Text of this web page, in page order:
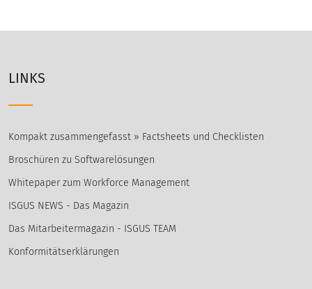
LINKS
Kompakt zusammengefasst » Factsheets und Checklisten
Broschüren zu Softwarelösungen
Whitepaper zum Workforce Management
ISGUS NEWS - Das Magazin
Das Mitarbeitermagazin - ISGUS TEAM
Konformitätserklärungen